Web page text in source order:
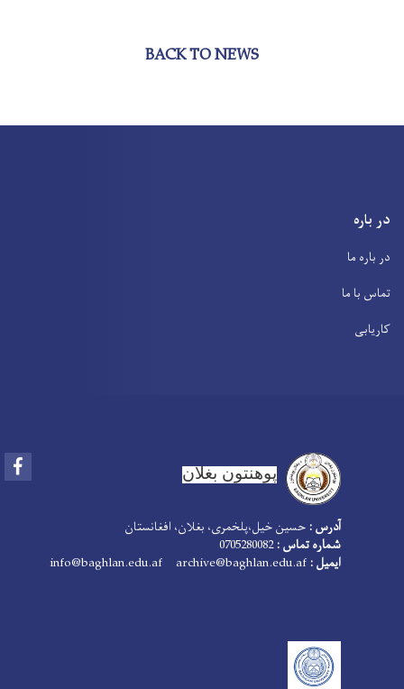
BACK TO NEWS
در باره
در باره ما
تماس با ما
کاریابی
پوهنتون بغلان
آدرس : حسین خیل،پلخمری، بغلان، افغانستان
شماره تماس :0705280082
ایمیل :